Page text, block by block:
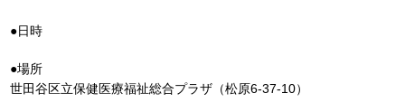
●日時
●場所
世田谷区立保健医療福祉総合プラザ（松原6-37-10）